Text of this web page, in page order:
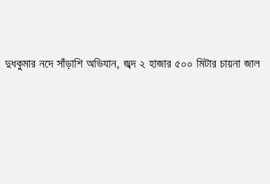
দুধকুমার নদে সাঁড়াশি অভিযান, জব্দ ২ হাজার ৫০০ মিটার চায়না জাল